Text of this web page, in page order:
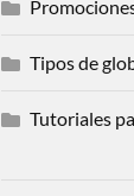
Tipos de
Tutoriales